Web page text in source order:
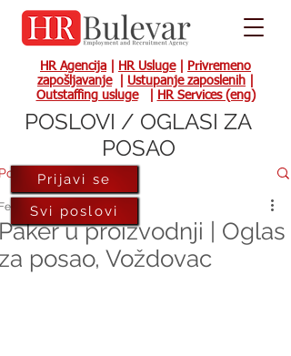
HR Agencija HR Usluge|
Privremeno
zapošljavanje| Ustupanje zaposlenih
Outstaffing usluge| HR Services (eng)
u proizvodnji | Oglas
posao, Voždovac
29, 2024
Prijavi se
Svi poslovi
POSLOVI / OGLASI ZA
POSAO